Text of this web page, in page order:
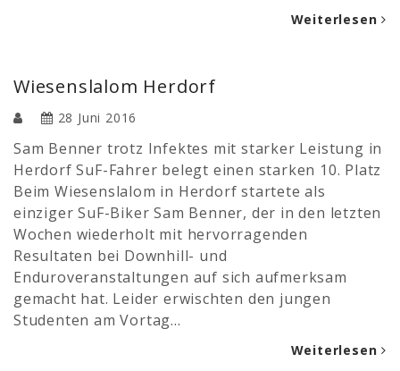
Weiterlesen
Wiesenslalom Herdorf
28 Juni 2016
Sam Benner trotz Infektes mit starker Leistung in
Herdorf SuF-Fahrer belegt einen starken 10. Platz
Beim Wiesenslalom in Herdorf startete als
einziger SuF-Biker Sam Benner, der in den letzten
Wochen wiederholt mit hervorragenden
Resultaten bei Downhill- und
Enduroveranstaltungen auf sich aufmerksam
gemacht hat. Leider erwischten den jungen
Studenten am Vortag…
Weiterlesen